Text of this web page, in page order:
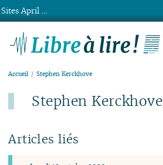
Accueil Stephen Kerckhove
Stephen Kerckhove
Articles liés
Sites April ...